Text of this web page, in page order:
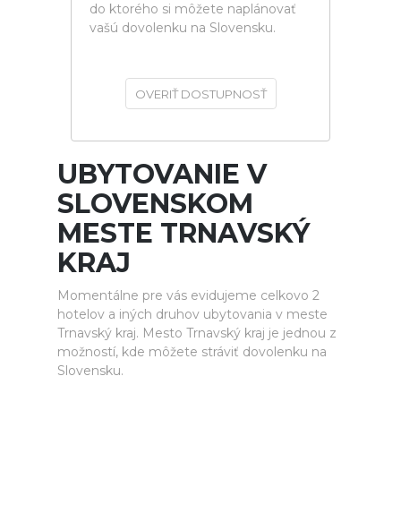
do ktorého si môžete naplánovať
vašú dovolenku na Slovensku.
OVERIŤ DOSTUPNOSŤ
UBYTOVANIE V
SLOVENSKOM
MESTE TRNAVSKÝ
KRAJ
Momentálne pre vás evidujeme celkovo 2
hotelov a iných druhov ubytovania v meste
Trnavský kraj. Mesto Trnavský kraj je jednou z
možností, kde môžete stráviť dovolenku na
Slovensku.